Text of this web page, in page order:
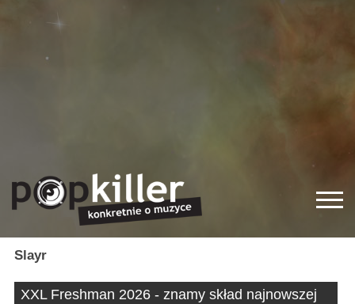
Slayr
XXL Freshman 2026 - znamy skład najnowszej